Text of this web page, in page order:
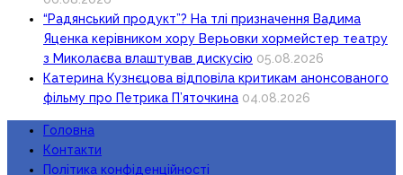
“Радянський продукт”? На тлі призначення Вадима
Яценка керівником хору Верьовки хормейстер театру
з Миколаєва влаштував дискусію 05.08.2026
Катерина Кузнєцова відповіла критикам анонсованого
фільму про Петрика П’яточкина 04.08.2026
Головна
Контакти
Політика конфіденційності